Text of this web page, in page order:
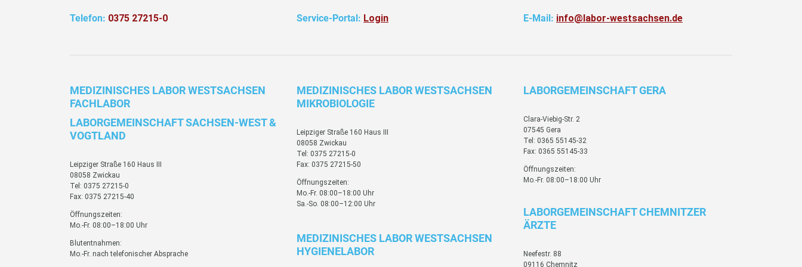
Telefon: 0375 27215-0 Service-Portal: Login E-Mail: info@labor-westsachsen.de
MEDIZINISCHES LABOR WESTSACHSEN
FACHLABOR
LABORGEMEINSCHAFT SACHSEN-WEST &
VOGTLAND
Leipziger Straße 160 Haus III
08058 Zwickau
Tel: 0375 27215-0
Fax: 0375 27215-40
Öffnungszeiten:
Mo.-Fr. 08:00–18:00 Uhr
Blutentnahmen:
Mo.-Fr. nach telefonischer Absprache
MEDIZINISCHES LABOR WESTSACHSEN
MIKROBIOLOGIE
Leipziger Straße 160 Haus III
08058 Zwickau
Tel: 0375 27215-0
Fax: 0375 27215-50
Öffnungszeiten:
Mo.-Fr. 08:00–18:00 Uhr
Sa.-So. 08:00–12:00 Uhr
MEDIZINISCHES LABOR WESTSACHSEN
HYGIENELABOR
LABORGEMEINSCHAFT GERA
Clara-Viebig-Str. 2
07545 Gera
Tel: 0365 55145-32
Fax: 0365 55145-33
Öffnungszeiten:
Mo.-Fr. 08:00–18:00 Uhr
LABORGEMEINSCHAFT CHEMNITZER
ÄRZTE
Neefestr. 88
09116 Chemnitz